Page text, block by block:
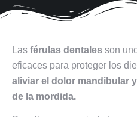
Las férulas dentales son
eficaces para proteger los
aliviar el dolor mandibular
de la mordida.